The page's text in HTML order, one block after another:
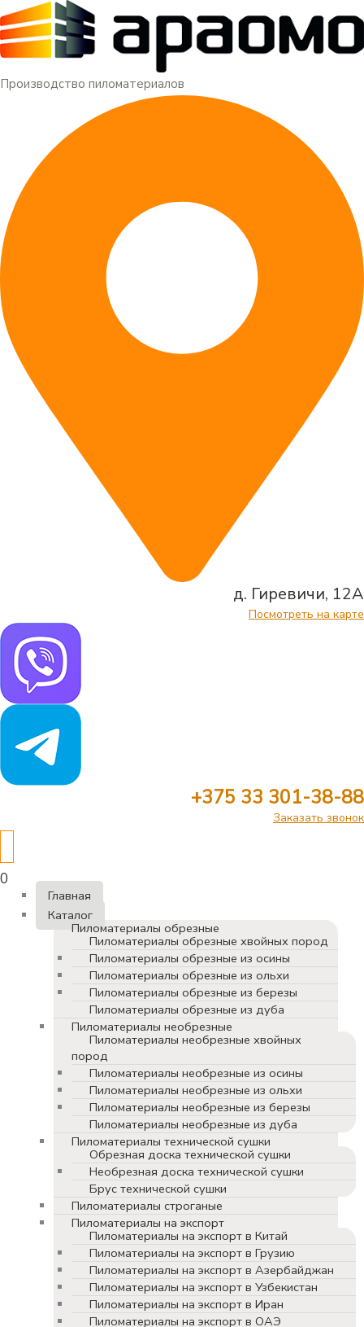
Производство пиломатериалов
д. Гиревичи, 12А
Посмотреть на карте
+375 33 301-38-88
Заказать звонок
0
Меню
Главная
Каталог
Пиломатериалы обрезные
Пиломатериалы обрезные хвойных пород
Пиломатериалы обрезные из осины
Пиломатериалы обрезные из ольхи
Пиломатериалы обрезные из березы
Пиломатериалы обрезные из дуба
Пиломатериалы необрезные
Пиломатериалы необрезные хвойных
пород
Пиломатериалы необрезные из осины
Пиломатериалы необрезные из ольхи
Пиломатериалы необрезные из березы
Пиломатериалы необрезные из дуба
Пиломатериалы технической сушки
Обрезная доска технической сушки
Необрезная доска технической сушки
Брус технической сушки
Пиломатериалы строганые
Пиломатериалы на экспорт
Пиломатериалы на экспорт в Китай
Пиломатериалы на экспорт в Грузию
Пиломатериалы на экспорт в Азербайджан
Пиломатериалы на экспорт в Узбекистан
Пиломатериалы на экспорт в Иран
Пиломатериалы на экспорт в ОАЭ
Перейти
к
содержимому